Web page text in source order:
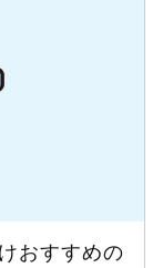
おすすめの